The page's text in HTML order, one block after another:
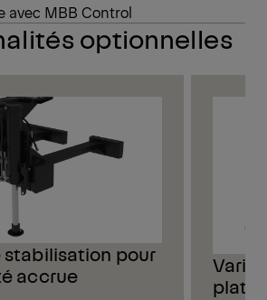
avec MBB Control
optionnelles
stabilisation pour
accrue